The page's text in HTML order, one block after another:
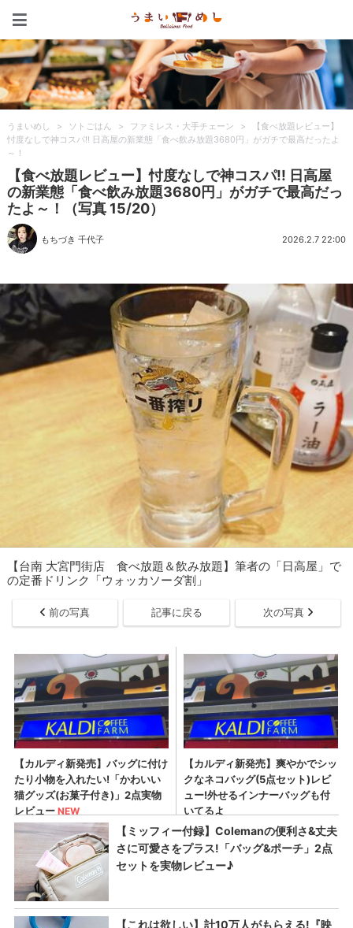
うまいめし > ソトごはん > ファミレス・大手チェーン >
【食べ放題レビュー】
忖度なしで神コスパ!! 日高屋の新業態「食べ飲み放題3680円」がガチで最高だったよ
～！
【食べ放題レビュー】忖度なしで神コスパ!! 日高屋
の新業態「食べ飲み放題3680円」がガチで最高だっ
たよ～！（写真 15/20）
もちづき 千代子 2026.2.7 22:00
【台南 大宮門街店 食べ放題＆飲み放題】筆者の「日高屋」で
の定番ドリンク「ウォッカソーダ割」
前の写真 記事に戻る 次の写真